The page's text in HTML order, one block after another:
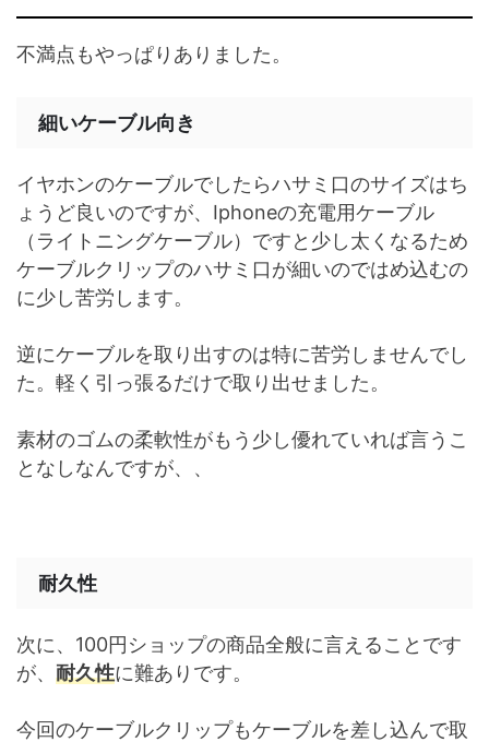
不満点もやっぱりありました。
細いケーブル向き
イヤホンのケーブルでしたらハサミ口のサイズはち
ょうど良いのですが、Iphoneの充電用ケーブル
（ライトニングケーブル）ですと少し太くなるため
ケーブルクリップのハサミ口が細いのではめ込むの
に少し苦労します。
逆にケーブルを取り出すのは特に苦労しませんでし
た。軽く引っ張るだけで取り出せました。
素材のゴムの柔軟性がもう少し優れていれば言うこ
となしなんですが、、
耐久性
次に、100円ショップの商品全般に言えることです
が、 耐久性に難ありです。
今回のケーブルクリップもケーブルを差し込んで取